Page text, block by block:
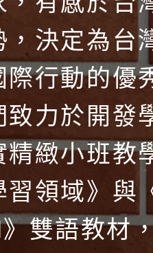
，決定為台
際行動的優
致力於開發
精緻小班教
習領域》與
雙語教材